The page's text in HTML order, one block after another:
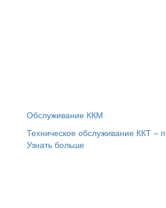
Обслуживание ККМ
Техническое обслуживание ККТ –
Узнать больше